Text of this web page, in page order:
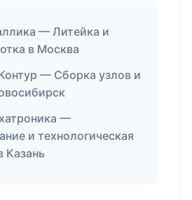
— Литейка и
в Москва
— Сборка узлов и
—
и технологическая
Казань